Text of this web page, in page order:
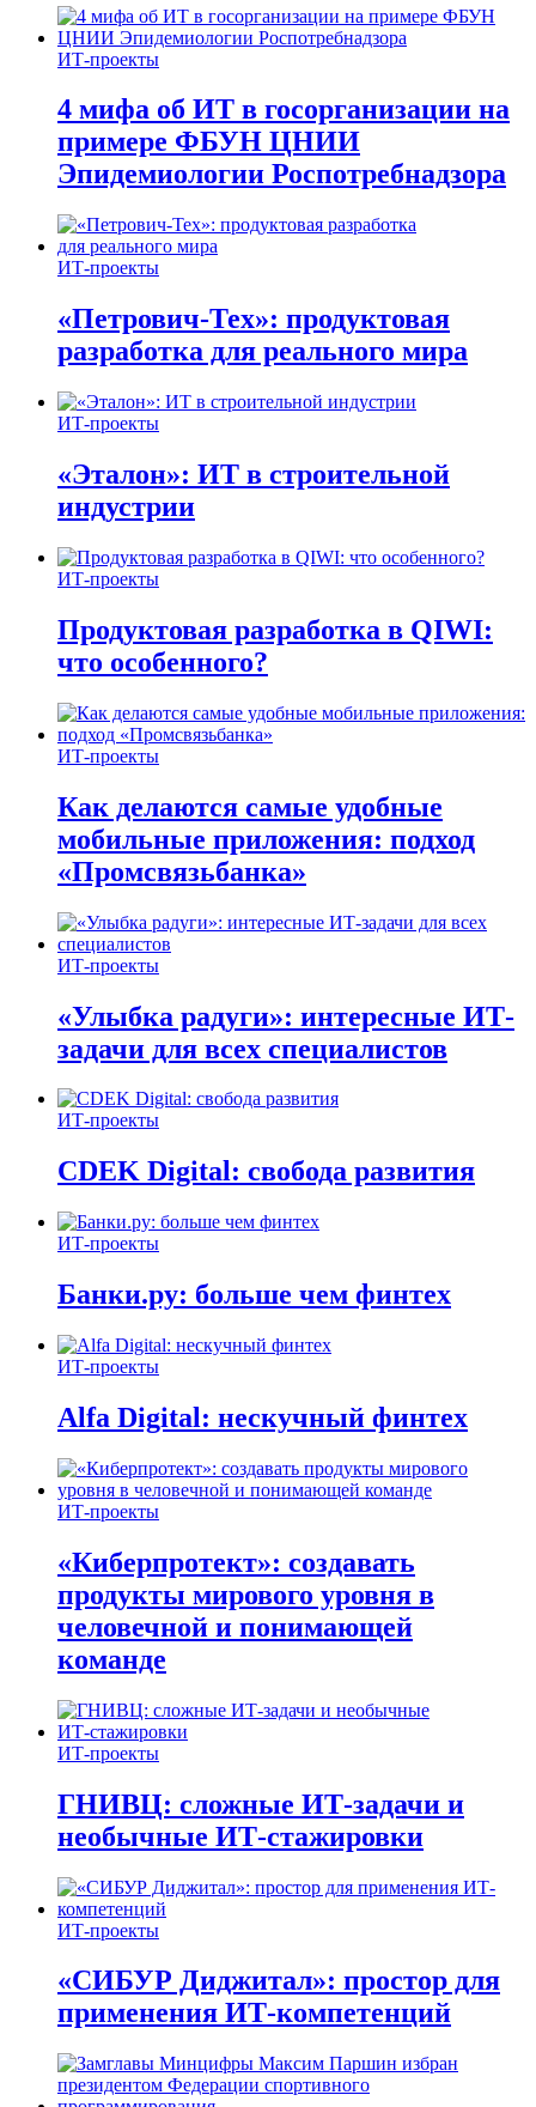
ИТ-проекты
4 мифа об ИТ в госорганизации на
примере ФБУН ЦНИИ
Эпидемиологии Роспотребнадзора
ИТ-проекты
«Петрович-Тех»: продуктовая
разработка для реального мира
ИТ-проекты
«Эталон»: ИТ в строительной
индустрии
ИТ-проекты
Продуктовая разработка в QIWI:
что особенного?
ИТ-проекты
Как делаются самые удобные
мобильные приложения: подход
«Промсвязьбанка»
ИТ-проекты
«Улыбка радуги»: интересные ИТ-
задачи для всех специалистов
ИТ-проекты
CDEK Digital: свобода развития
ИТ-проекты
Банки.ру: больше чем финтех
ИТ-проекты
Alfa Digital: нескучный финтех
ИТ-проекты
«Киберпротект»: создавать
продукты мирового уровня в
человечной и понимающей
команде
ИТ-проекты
ГНИВЦ: сложные ИТ‑задачи и
необычные ИТ‑стажировки
ИТ-проекты
«СИБУР Диджитал»: простор для
применения ИТ-компетенций